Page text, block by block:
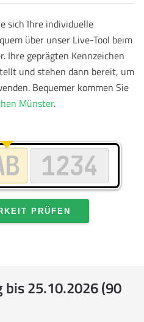
sich Ihre individuelle
über unser Live-Tool beim
Ihre geprägten Kennzeichen
und stehen dann bereit, um
Bequemer kommen Sie
Münster.
PRÜFEN
25.10.2026 (90